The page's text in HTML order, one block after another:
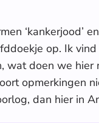
‘kankerjood’
op. Ik
wat doen we
opmerkingen
dan hier in